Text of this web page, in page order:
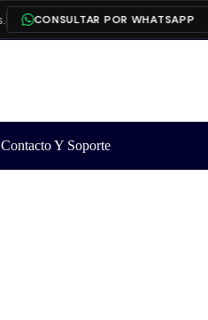
CONSULTAR POR WHATSAPP
Contacto Y Soporte